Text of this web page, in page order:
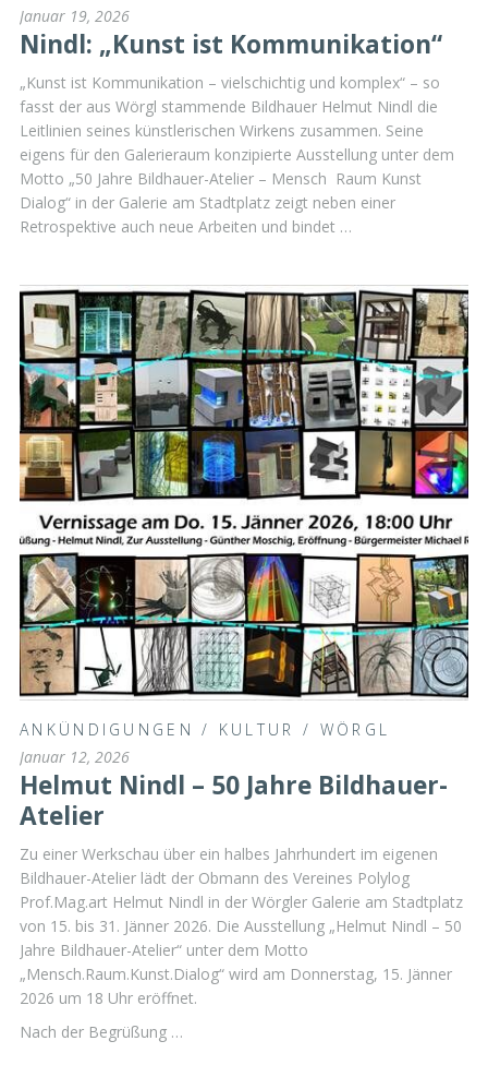
Januar 19, 2026
Nindl: „Kunst ist Kommunikation“
„Kunst ist Kommunikation – vielschichtig und komplex“ – so
fasst der aus Wörgl stammende Bildhauer Helmut Nindl die
Leitlinien seines künstlerischen Wirkens zusammen. Seine
eigens für den Galerieraum konzipierte Ausstellung unter dem
Motto „50 Jahre Bildhauer-Atelier – Mensch Raum Kunst
Dialog“ in der Galerie am Stadtplatz zeigt neben einer
Retrospektive auch neue Arbeiten und bindet …
ANKÜNDIGUNGEN / KULTUR / WÖRGL
Januar 12, 2026
Helmut Nindl – 50 Jahre Bildhauer-
Atelier
Zu einer Werkschau über ein halbes Jahrhundert im eigenen
Bildhauer-Atelier lädt der Obmann des Vereines Polylog
Prof.Mag.art Helmut Nindl in der Wörgler Galerie am Stadtplatz
von 15. bis 31. Jänner 2026. Die Ausstellung „Helmut Nindl – 50
Jahre Bildhauer-Atelier“ unter dem Motto
„Mensch.Raum.Kunst.Dialog“ wird am Donnerstag, 15. Jänner
2026 um 18 Uhr eröffnet.
Nach der Begrüßung …